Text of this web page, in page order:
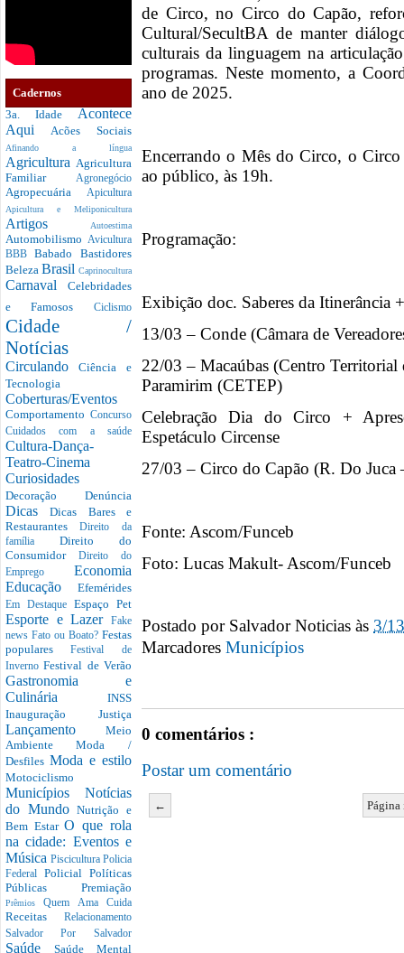
Cadernos
3a. Idade Acontece
Aqui Acões Sociais
Afinando a língua
Agricultura Agricultura
Familiar Agronegócio
Agropecuária Apicultura
Apicultura e Meliponicultura
Artigos Autoestima
Automobilismo Avicultura
BBBBabado Bastidores
Beleza Brasil Caprinocultura
Carnaval Celebridades
e Famosos Ciclismo
Cidade /
Notícias
CirculandoCiência e
Tecnologia
Coberturas/Eventos
Comportamento Concurso
Cuidados com a saúde
Cultura-Dança-
Teatro-Cinema
Curiosidades
Decoração Denúncia
DicasDicas Bares e
RestaurantesDireito da
família Direito do
Consumidor Direito do
Emprego Economia
Educação Efemérides
Em Destaque Espaço Pet
Esporte e Lazer
Fake
news Fato ou Boato? Festas
popularesFestival de
InvernoFestival de Verão
Gastronomia e
Culinária INSS
Inauguração Justiça
Lançamento Meio
AmbienteModa /
Desfiles Moda e estilo
Motociclismo
Municípios Notícias
do MundoNutrição e
Bem EstarO que rola
na cidade: Eventos e
Música Piscicultura Policia
Federal Policial Políticas
Públicas Premiação
PrêmiosQuem Ama Cuida
Receitas Relacionamento
Salvador Por Salvador
Saúde Saúde Mental
de Circo, no Circo do Capão,
Cultural/SecultBA de manter
culturais da linguagem na
programas. Neste momento, a
ano de 2025.
Encerrando o Mês do Circo, o Circo
ao público, às 19h.
Programação:
Exibição doc. Saberes da Itinerância
13/03 – Conde (Câmara de
22/03 – Macaúbas (Centro
Paramirim (CETEP)
Celebração Dia do Circo +
Espetáculo Circense
27/03 – Circo do Capão (R. Do Juca
Fonte: Ascom/Funceb
Foto: Lucas Makult- Ascom/Funceb
Postado por Salvador Noticias às 3/
Marcadores Municípios
0 comentários :
Postar um comentário
←